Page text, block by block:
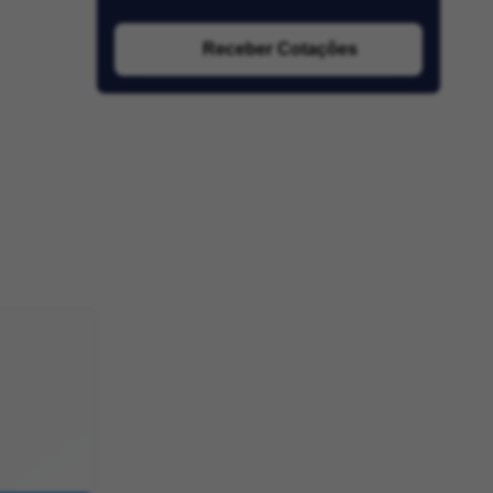
Receber Cotações